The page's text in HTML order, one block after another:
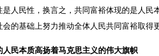
是人民性，换言之，共同富裕体现的是人
的基础上努力推动全体人民共同富裕取得
人民本质高扬着马克思主义的伟大旗帜